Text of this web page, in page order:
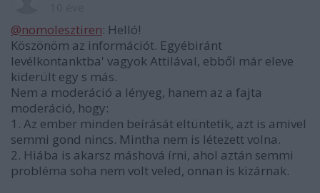
@nomolesztiren: Helló!
Köszönöm az információt. Egyébiránt
levélkontanktba' vagyok Attilával, ebből már eleve
kiderült egy s más.
Nem a moderáció a lényeg, hanem az a fajta
moderáció, hogy:
1. Az ember minden beírását eltüntetik, azt is amivel
semmi gond nincs. Mintha nem is létezett volna.
2. Hiába is akarsz máshová írni, ahol aztán semmi
probléma soha nem volt veled, onnan is kizárnak.